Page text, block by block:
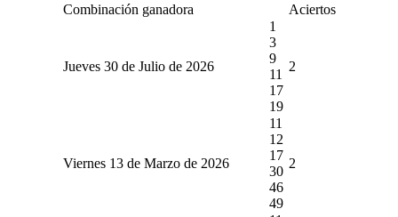
Combinación ganadora Aciertos
Jueves 30 de Julio de 2026
1
3
9
11
17
19
2
Viernes 13 de Marzo de 2026
11
12
17
30
46
49
2